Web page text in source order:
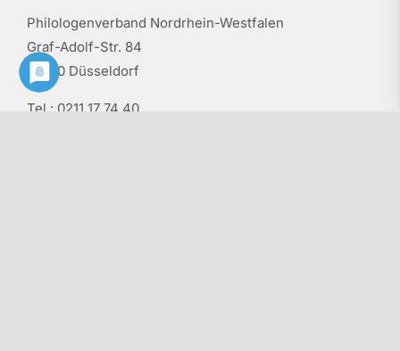
Philologenverband Nordrhein-Westfalen
Graf-Adolf-Str. 84
40210 Düsseldorf
Tel.: 0211 17 74 40